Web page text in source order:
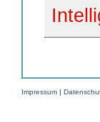
Impressum |